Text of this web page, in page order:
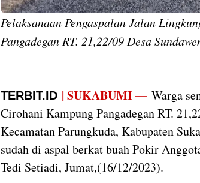
Pelaksanaan Pengaspalan Jalan
Pangadegan RT. 21,22/09 Desa
TERBIT.ID | SUKABUMI — Warga
Cirohani Kampung Pangadegan RT.
Kecamatan Parungkuda, Kabupaten
sudah di aspal berkat buah Pokir
Tedi Setiadi, Jumat,(16/12/2023).